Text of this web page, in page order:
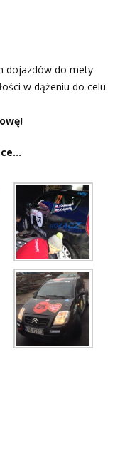
dojazdów do mety
w dążeniu do celu.